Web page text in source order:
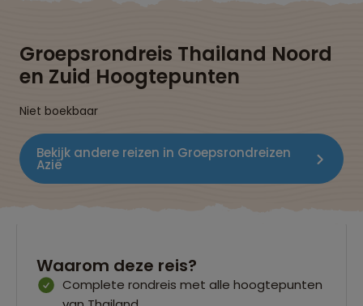
Groepsrondreis Thailand Noord
en Zuid Hoogtepunten
Niet boekbaar
Bekijk andere reizen in Groepsrondreizen
Azië
Waarom deze reis?
Complete rondreis met alle hoogtepunten